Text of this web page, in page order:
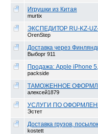
Игрушки из Китая
murtix
ЭКСПЕДИТОР RU-KZ-
OrenStep
Доставка через
Выборг 911
Продажа: Apple iPhone
packside
ТАМОЖЕННОЕ
алексей1879
УСЛУГИ ПО
Эстет
Доставка грузов,
kostett